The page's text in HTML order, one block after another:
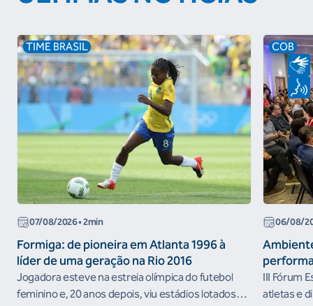
TIME BRASIL
07/08/2026• 2min
Formiga: de pioneira em Atlanta 1996 à
líder de uma geração na Rio 2016
Jogadora esteve na estreia olímpica do futebol
feminino e, 20 anos depois, viu estádios lotados
COB
06/08/
III Fórum
atletas e